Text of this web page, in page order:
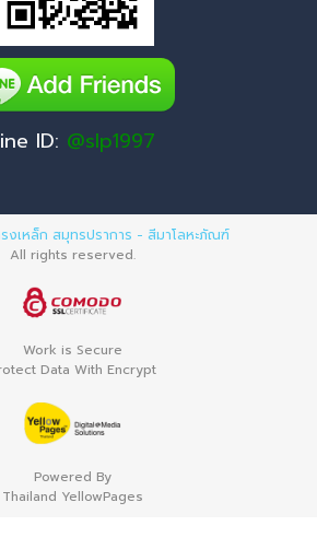
ID: @slp1997
งเหล็ก สมุทรปราการ - สีมาโลหะภัณฑ์
All rights reserved.
Work is Secure
Data With Encrypt
Powered By
Thailand YellowPages